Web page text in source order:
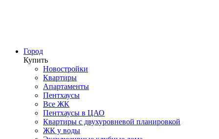
Город
Купить
Новостройки
Квартиры
Апартаменты
Пентхаусы
Все ЖК
Пентхаусы в ЦАО
Квартиры с двухуровневой планировкой
ЖК у воды